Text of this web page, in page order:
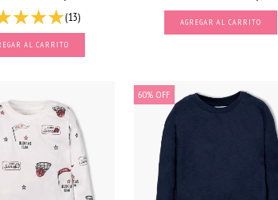
(13)
AL CARRITO
AGREGAR AL CARRITO
60%OFF